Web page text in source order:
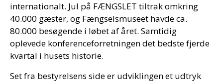
internationalt. Jul på FÆNGSLET tiltrak omkring
40.000 gæster, og Fængselsmuseet havde ca.
80.000 besøgende i løbet af året. Samtidig
oplevede konferenceforretningen det bedste fjerde
kvartal i husets historie.
Set fra bestyrelsens side er udviklingen et udtryk